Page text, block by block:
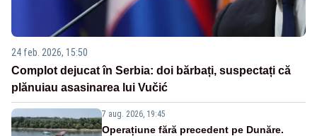
24 feb. 2026, 15:50
Complot dejucat în Serbia: doi bărbați, suspectați că
plănuiau asasinarea lui Vučić
7 aug. 2026, 19:45
Operațiune fără precedent pe Dunăre.